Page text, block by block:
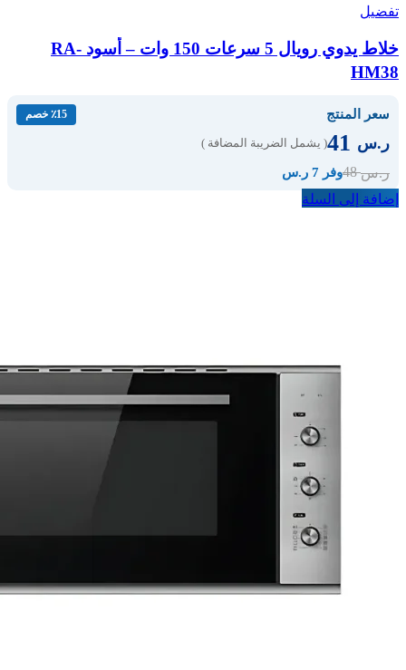
تفضيل
خلاط يدوي رويال 5 سرعات 150 وات – أسود RA-
HM38
سعر المنتج ٪15 خصم
ر.س ( يشمل الضريبة المضافة )
ر.س48 وفر 7 ر.س
إضافة إلى السلة